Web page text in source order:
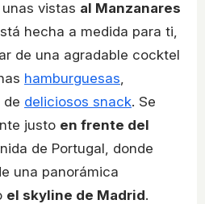
vistas al Manzanares
hecha a medida para ti,
de una agradable cocktel
hamburguesas
de deliciosos snack. Se
justo en frente del
de Portugal, donde
una panorámica
el skyline de Madrid.